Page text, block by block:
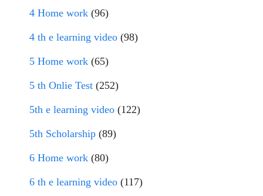
4 Home work (96)
4 th e learning video (98)
5 Home work (65)
5 th Onlie Test (252)
5th e learning video (122)
5th Scholarship (89)
6 Home work (80)
6 th e learning video (117)